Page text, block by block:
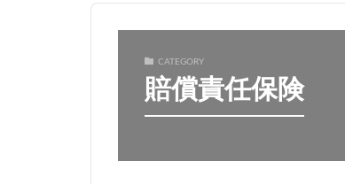
CATEGORY
賠償責任保険